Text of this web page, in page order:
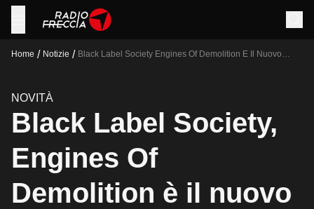
Home / Notizie / Black Label Society Engines Of Demolition E Il Nuovo
NOVITÀ
Black Label Society,
Engines Of
Demolition è il nuovo